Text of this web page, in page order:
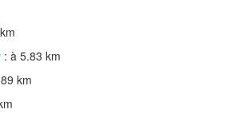
: à 5.83 km
km